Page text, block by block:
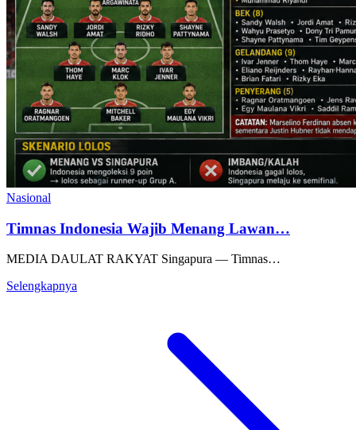
Nasional
Timnas Indonesia Wajib Menang Lawan…
MEDIA DAULAT RAKYAT Singapura — Timnas…
Selengkapnya